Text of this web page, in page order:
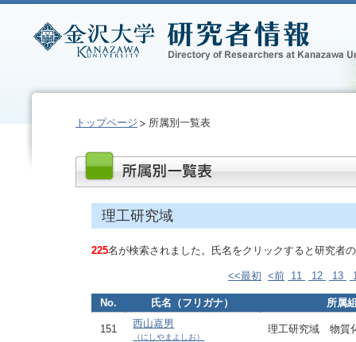
トップページ 所属別一覧表
理工研究域
225名が検索されました。氏名をクリックすると研究者
<<最初 <前 11 12 13
No. 氏名（フリガナ） 所属
151 西山嘉男
（にしやまよしお）
理工研究域 物質